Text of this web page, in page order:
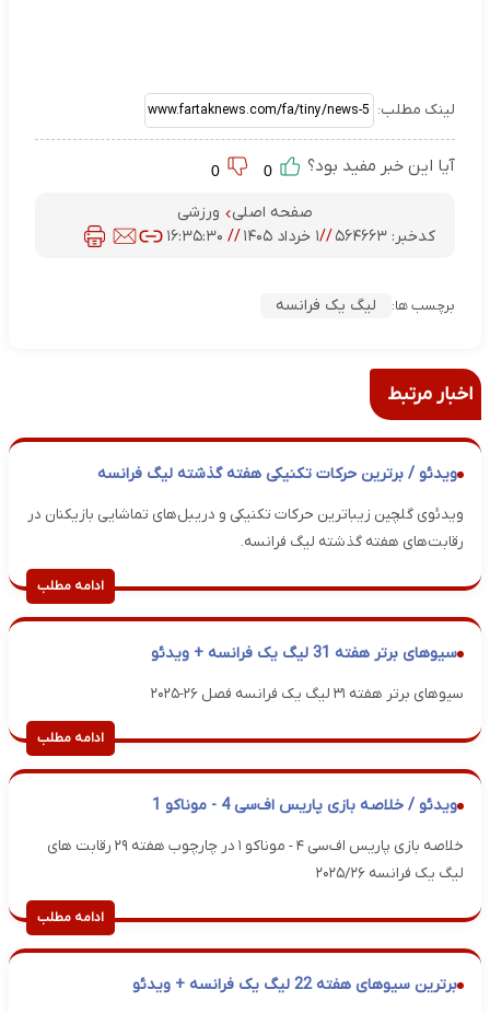
لینک مطلب:
آیا این خبر مفید بود؟
صفحه اصلی
ورزشی
کدخبر:۵۶۴۶۶۳ //۱ خرداد ۱۴۰۵ // ۱۶:۳۵:۳۰
برچسب ها: لیگ یک فرانسه
اخبار مرتبط
ویدئو / برترین حرکات تکنیکی هفته گذشته لیگ فرانسه
ویدئوی گلچین زیباترین حرکات تکنیکی و دریبل‌های تماشایی بازیکنان در
رقابت‌های هفته گذشته لیگ فرانسه.
ادامه مطلب
سیوهای برتر هفته 31 لیگ یک فرانسه + ویدئو
سیوهای برتر هفته ۳۱ لیگ یک فرانسه فصل ۲۶-۲۰۲۵
ادامه مطلب
ویدئو / خلاصه بازی پاریس اف‌سی 4 - موناکو 1
خلاصه بازی پاریس اف‌سی ۴ - موناکو ۱ در چارچوب هفته ۲۹ رقابت های
لیگ یک فرانسه ۲۰۲۵/۲۶
ادامه مطلب
برترین سیوهای هفته 22 لیگ یک فرانسه + ویدئو